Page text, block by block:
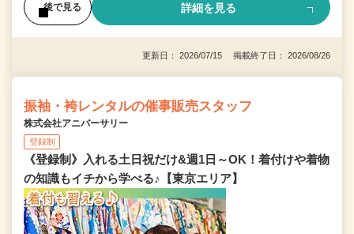
後で見る 詳細を見る
更新日： 2026/07/15 掲載終了日： 2026/08/26
振袖・袴レンタルの催事販売スタッフ
株式会社アニバーサリー
登録制
《登録制》入れる土日祝だけ&週1日～OK！着付けや着物
の知識もイチから学べる♪【東京エリア】